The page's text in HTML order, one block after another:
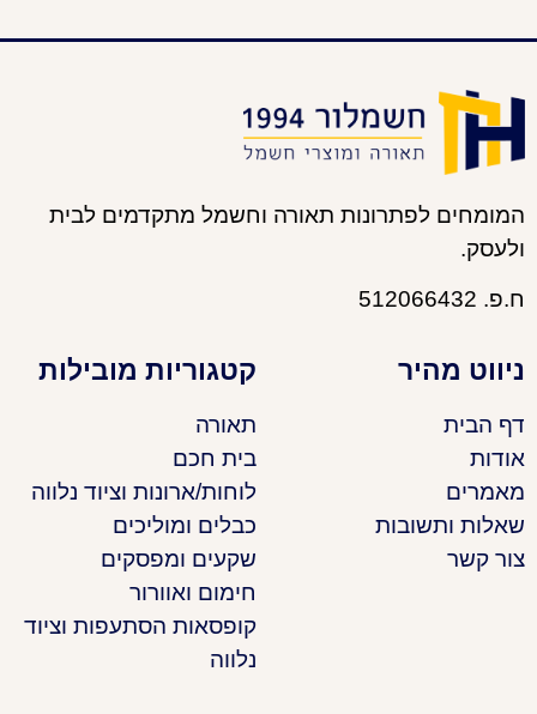
המומחים לפתרונות תאורה וחשמל מתקדמים לבית
ולעסק.
ח.פ. 512066432
ניווט מהיר
דף הבית
אודות
מאמרים
שאלות ותשובות
צור קשר
קטגוריות מובילות
תאורה
בית חכם
לוחות/ארונות וציוד נלווה
כבלים ומוליכים
שקעים ומפסקים
חימום ואוורור
קופסאות הסתעפות וציוד
נלווה